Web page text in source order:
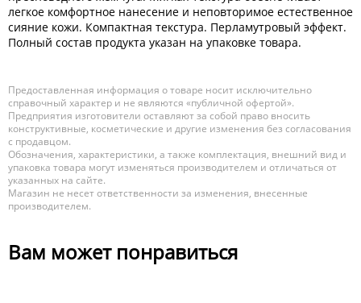
легкое комфортное нанесение и неповторимое естественное
сияние кожи. Компактная текстура. Перламутровый эффект.
Полный состав продукта указан на упаковке товара.
Предоставленная информация о товаре носит исключительно
справочный характер и не являются «публичной офертой».
Предприятия изготовители оставляют за собой право вносить
конструктивные, косметические и другие изменения без согласования
с продавцом.
Обозначения, характеристики, а также комплектация, внешний вид и
упаковка товара могут изменяться производителем и отличаться от
указанных на сайте.
Магазин не несет ответственности за изменения, внесенные
производителем.
Вам может понравиться